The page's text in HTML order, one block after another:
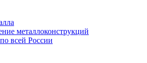
металлоконструкций
всей России